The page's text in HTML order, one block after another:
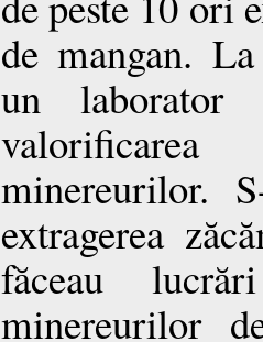
de mangan.
un laborator
minereurilor.
extragerea
făceau
minereurilor